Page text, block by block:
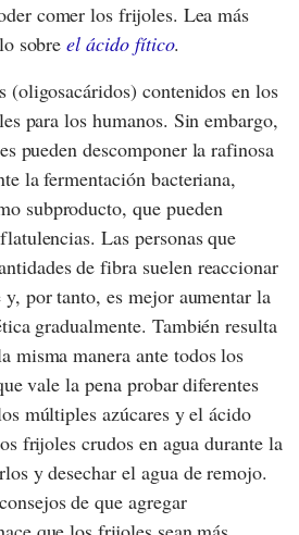
comer los frijoles. Lea más
sobreel ácido fítico.
(oligosacáridos) contenidos en los
para los humanos. Sin embargo,
pueden descomponer la rafinosa
la fermentación bacteriana,
subproducto, que pueden
Las personas que
de fibra suelen reaccionar
por tanto, es mejor aumentar la
gradualmente. También resulta
misma manera ante todos los
vale la pena probar diferentes
múltiples azúcares y el ácido
frijoles crudos en agua durante la
y desechar el agua de remojo.
de que agregar